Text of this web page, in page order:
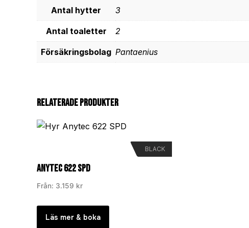
Antal hytter 3
Antal toaletter 2
Försäkringsbolag Pantaenius
Relaterade produkter
BLACK
Anytec 622 SPD
Från: 3.159 kr
Läs mer & boka